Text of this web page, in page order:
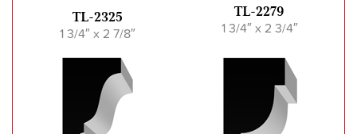
TL-2325
1 3/4″ x 2 7/8″
TL-2279
1 3/4″ x 2 3/4″